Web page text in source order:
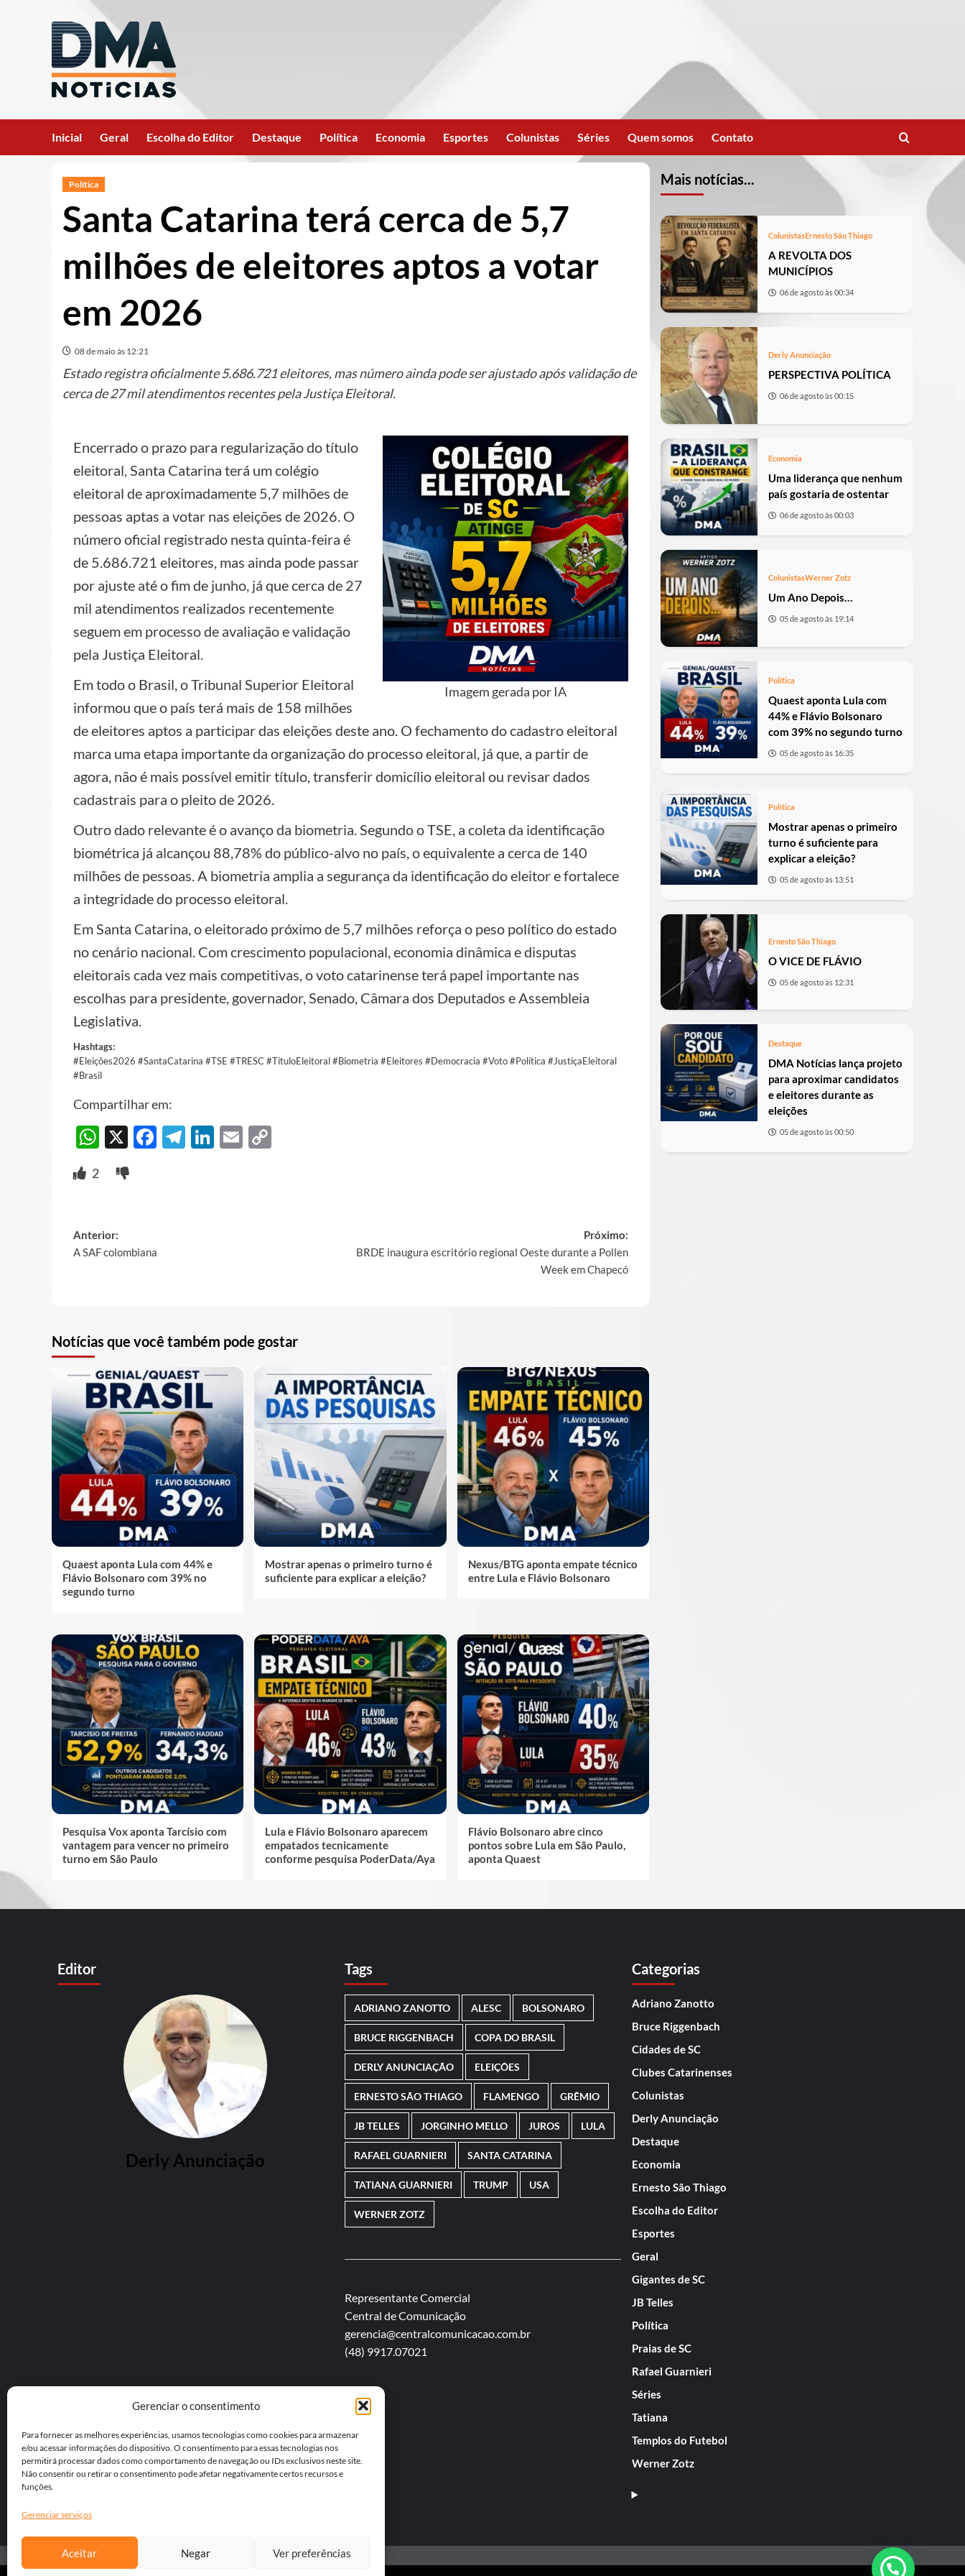
Gerenciar o consentimento
Para fornecer as melhores experiências, usamos tecnologias como cookies para armazenar
e/ou acessar informações do dispositivo. O consentimento para essas tecnologias nos
permitirá processar dados como comportamento de navegação ou IDs exclusivos neste site.
Não consentir ou retirar o consentimento pode afetar negativamente certos recursos e
funções.
Gerenciar serviços
Aceitar Negar Ver preferências
Inicial Geral Escolha do Editor Destaque Política Economia Esportes Colunistas Séries Quem somos Contato
Política
Santa Catarina terá cerca de 5,7
milhões de eleitores aptos a votar
em 2026
08 de maio às 12:21
Estado registra oficialmente 5.686.721 eleitores, mas número ainda pode ser ajustado após validação de
cerca de 27 mil atendimentos recentes pela Justiça Eleitoral.
Imagem gerada por IA
Encerrado o prazo para regularização do título
eleitoral, Santa Catarina terá um colégio
eleitoral de aproximadamente 5,7 milhões de
pessoas aptas a votar nas eleições de 2026. O
número oficial registrado nesta quinta-feira é
de 5.686.721 eleitores, mas ainda pode passar
por ajuste até o fim de junho, já que cerca de 27
mil atendimentos realizados recentemente
seguem em processo de avaliação e validação
pela Justiça Eleitoral.
Em todo o Brasil, o Tribunal Superior Eleitoral
informou que o país terá mais de 158 milhões
de eleitores aptos a participar das eleições deste ano. O fechamento do cadastro eleitoral
marca uma etapa importante da organização do processo eleitoral, já que, a partir de
agora, não é mais possível emitir título, transferir domicílio eleitoral ou revisar dados
cadastrais para o pleito de 2026.
Outro dado relevante é o avanço da biometria. Segundo o TSE, a coleta da identificação
biométrica já alcançou 88,78% do público-alvo no país, o equivalente a cerca de 140
milhões de pessoas. A biometria amplia a segurança da identificação do eleitor e fortalece
a integridade do processo eleitoral.
Em Santa Catarina, o eleitorado próximo de 5,7 milhões reforça o peso político do estado
no cenário nacional. Com crescimento populacional, economia dinâmica e disputas
eleitorais cada vez mais competitivas, o voto catarinense terá papel importante nas
escolhas para presidente, governador, Senado, Câmara dos Deputados e Assembleia
Legislativa.
Hashtags:
#Eleições2026 #SantaCatarina #TSE #TRESC #TítuloEleitoral #Biometria #Eleitores #Democracia #Voto #Política #JustiçaEleitoral
#Brasil
Compartilhar em:
WhatsApp
X Facebook
Telegram
LinkedIn
Email
2
Post
Anterior:
A SAF colombiana
Próximo:
BRDE inaugura escritório regional Oeste durante a Pollen
Week em Chapecó
Notícias que você também pode gostar
Quaest aponta Lula com 44% e
Flávio Bolsonaro com 39% no
segundo turno
Mostrar apenas o primeiro turno é
suficiente para explicar a eleição?
Nexus/BTG aponta empate técnico
entre Lula e Flávio Bolsonaro
Pesquisa Vox aponta Tarcísio com
vantagem para vencer no primeiro
turno em São Paulo
Lula e Flávio Bolsonaro aparecem
empatados tecnicamente
conforme pesquisa PoderData/Aya
Flávio Bolsonaro abre cinco
pontos sobre Lula em São Paulo,
aponta Quaest
Mais notícias...
ColunistasErnesto São Thiago
A REVOLTA DOS
MUNICÍPIOS
06 de agosto às 00:34
Derly Anunciação
PERSPECTIVA POLÍTICA
06 de agosto às 00:15
Economia
Uma liderança que nenhum
país gostaria de ostentar
06 de agosto às 00:03
ColunistasWerner Zotz
Um Ano Depois…
05 de agosto às 19:14
Política
Quaest aponta Lula com
44% e Flávio Bolsonaro
com 39% no segundo turno
05 de agosto às 16:35
Política
Mostrar apenas o primeiro
turno é suficiente para
explicar a eleição?
05 de agosto às 13:51
Ernesto São Thiago
O VICE DE FLÁVIO
05 de agosto às 12:31
Destaque
DMA Notícias lança projeto
para aproximar candidatos
e eleitores durante as
eleições
05 de agosto às 00:50
Editor
Derly Anunciação
Tags
ADRIANO ZANOTTO ALESC BOLSONARO
BRUCE RIGGENBACH COPA DO BRASIL
DERLY ANUNCIAÇÃO ELEIÇÕES
ERNESTO SÃO THIAGO FLAMENGO GRÊMIO
JB TELLES JORGINHO MELLO JUROS LULA
RAFAEL GUARNIERI SANTA CATARINA
TATIANA GUARNIERI TRUMP USA
WERNER ZOTZ
Representante Comercial
Central de Comunicação
gerencia@centralcomunicacao.com.br
(48) 9917.07021
Categorias
Adriano Zanotto
Bruce Riggenbach
Cidades de SC
Clubes Catarinenses
Colunistas
Derly Anunciação
Destaque
Economia
Ernesto São Thiago
Escolha do Editor
Esportes
Geral
Gigantes de SC
JB Telles
Política
Praias de SC
Rafael Guarnieri
Séries
Tatiana
Templos do Futebol
Werner Zotz